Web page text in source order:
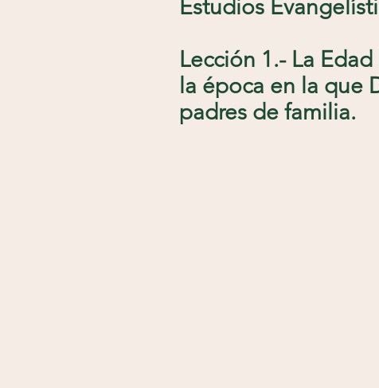
Estudios
Lección 1.- La
la época en la que
padres de familia.